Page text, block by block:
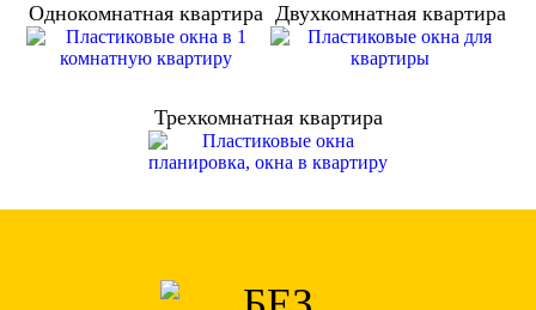
Однокомнатная квартира Двухкомнатная квартира
Трехкомнатная квартира